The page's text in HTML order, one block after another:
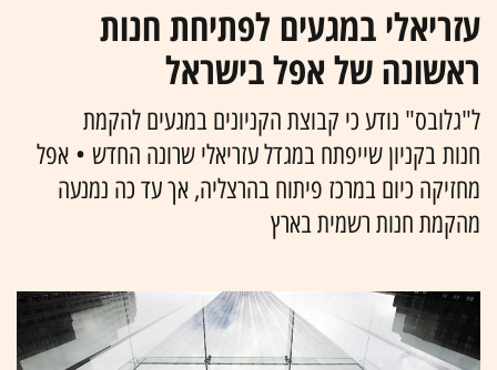
עזריאלי במגעים לפתיחת חנות
ראשונה של אפל בישראל
ל"גלובס" נודע כי קבוצת הקניונים במגעים להקמת
חנות בקניון שייפתח במגדל עזריאלי שרונה החדש • אפל
מחזיקה כיום במרכז פיתוח בהרצליה, אך עד כה נמנעה
מהקמת חנות רשמית בארץ